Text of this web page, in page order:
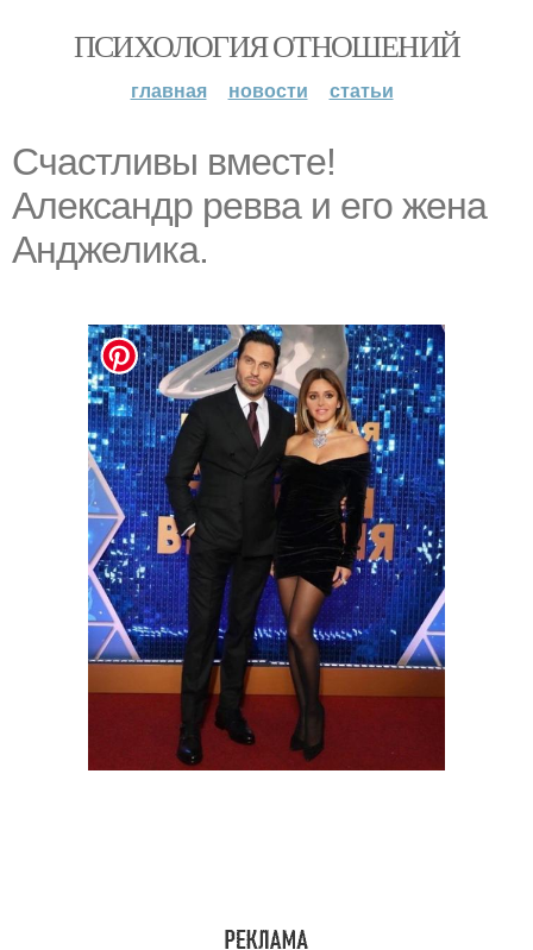
ПСИХОЛОГИЯ ОТНОШЕНИЙ
главная новости статьи
Счастливы вместе!
Александр ревва и его жена
Анджелика.